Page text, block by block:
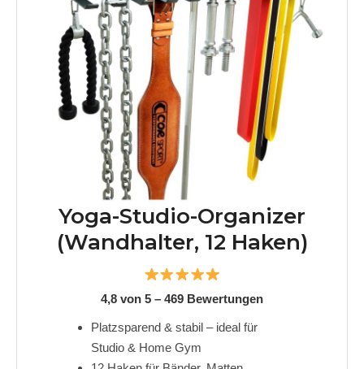
Yoga-Studio-Organizer
(Wandhalter, 12 Haken)
4,8 von 5 – 469 Bewertungen
Platzsparend & stabil – ideal für
Studio & Home Gym